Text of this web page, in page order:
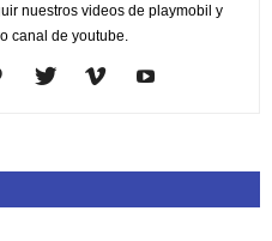
nuestros videos de playmobil y
canal de youtube.